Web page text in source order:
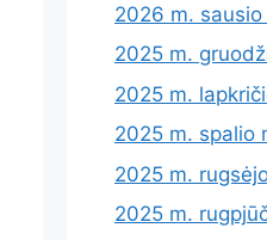
2026 m. sausio
2025 m.
2025 m.
2025 m. spalio
2025 m.
2025 m.